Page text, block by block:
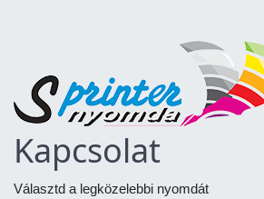
Kapcsolat
Választd a legközelebbi nyomdát